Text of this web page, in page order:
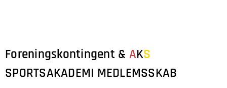
Foreningskontingent & AKS
SPORTSAKADEMI MEDLEMSSKAB